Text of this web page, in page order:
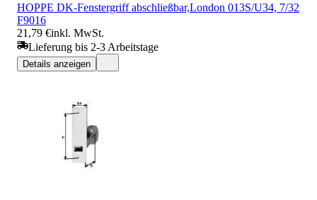
HOPPE DK-Fenstergriff abschließbar,London 013S/U34, 7/32
F9016
21,79 €inkl. MwSt.
Lieferung bis 2-3 Arbeitstage
Details anzeigen